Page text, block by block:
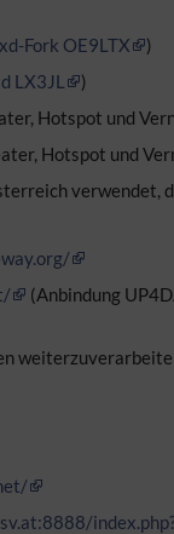
Fork OE9LTX
)
LX3JL
)
Hotspot und
Hotspot und
verwendet,
(Anbindung